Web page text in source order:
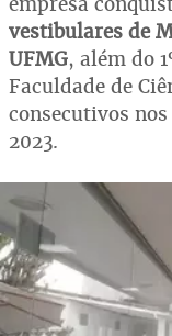
vestibulares de
UFMG, além do
Faculdade de
consecutivos
2023.